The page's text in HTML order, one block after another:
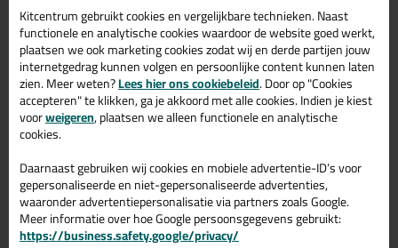
huis.
Wil je meer weten over de toepassing en kenmerken van dit
product?Lees alles over dit product >
Gerelateerde producten
Kitcentrum gebruikt cookies en vergelijkbare technieken. Naast
functionele en analytische cookies waardoor de website goed werkt,
plaatsen we ook marketing cookies zodat wij en derde partijen jouw
internetgedrag kunnen volgen en persoonlijke content kunnen laten
zien. Meer weten?Lees hier ons cookiebeleid. Door op "Cookies
accepteren" te klikken, ga je akkoord met alle cookies. Indien je kiest
voorweigeren, plaatsen we alleen functionele en analytische
cookies.
Daarnaast gebruiken wij cookies en mobiele advertentie-ID’s voor
gepersonaliseerde en niet-gepersonaliseerde advertenties,
waaronder advertentiepersonalisatie via partners zoals Google.
Meer informatie over hoe Google persoonsgegevens gebruikt:
https://business.safety.google/privacy/